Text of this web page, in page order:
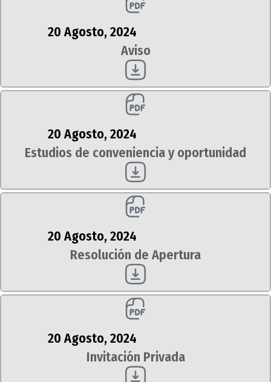
20 Agosto, 2024
Aviso
20 Agosto, 2024
Estudios de conveniencia y oportunidad
20 Agosto, 2024
Resolución de Apertura
20 Agosto, 2024
Invitación Privada